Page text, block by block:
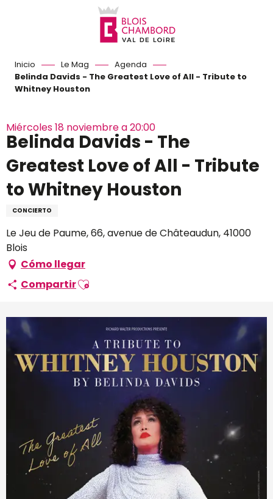
Inicio Le Mag
Agenda
Belinda Davids - The Greatest Love of All - Tribute to
Whitney Houston
Miércoles 18 noviembre a 20:00
Belinda Davids - The
Greatest Love of All - Tribute
to Whitney Houston
CONCIERTO
Le Jeu de Paume, 66, avenue de Châteaudun, 41000
Blois
Cómo llegar
CompartirAjouter aux favoris